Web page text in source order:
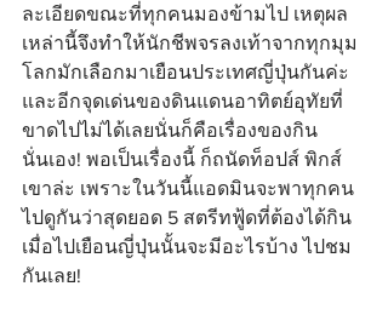
ละเอียดขณะที่ทุกคนมองข้ามไป เหตุผล
เหล่านี้จึงทำให้นักชีพจรลงเท้าจากทุกมุม
โลกมักเลือกมาเยือนประเทศญี่ปุ่นกันค่ะ
และอีกจุดเด่นของดินแดนอาทิตย์อุทัยที่
ขาดไปไม่ได้เลยนั่นก็คือเรื่องของกิน
นั่นเอง! พอเป็นเรื่องนี้ ก็ถนัดท็อปส์ พิกส์
เขาล่ะ เพราะในวันนี้แอดมินจะพาทุกคน
ไปดูกันว่าสุดยอด 5 สตรีทฟู้ดที่ต้องได้กิน
เมื่อไปเยือนญี่ปุ่นนั้นจะมีอะไรบ้าง ไปชม
กันเลย!